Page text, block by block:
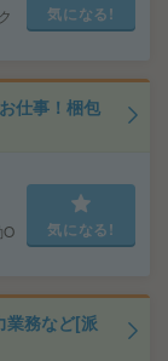
気になる!
仕事！梱包
気になる!
業務など[派